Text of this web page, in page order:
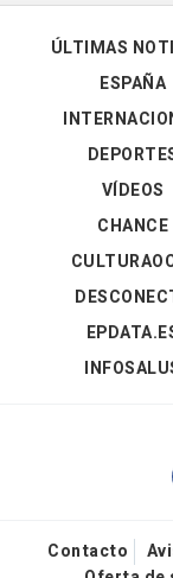
ÚLTIMAS
ESPAÑA
VÍDEOS
CHANCE
Contacto